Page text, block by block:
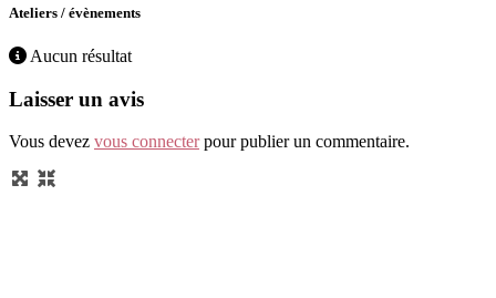
Ateliers / évènements
Aucun résultat
Laisser un avis
Vous devez vous connecterpour publier un commentaire.